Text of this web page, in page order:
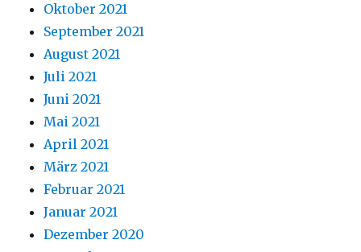
Oktober 2021
September 2021
August 2021
Juli 2021
Juni 2021
Mai 2021
April 2021
März 2021
Februar 2021
Januar 2021
Dezember 2020